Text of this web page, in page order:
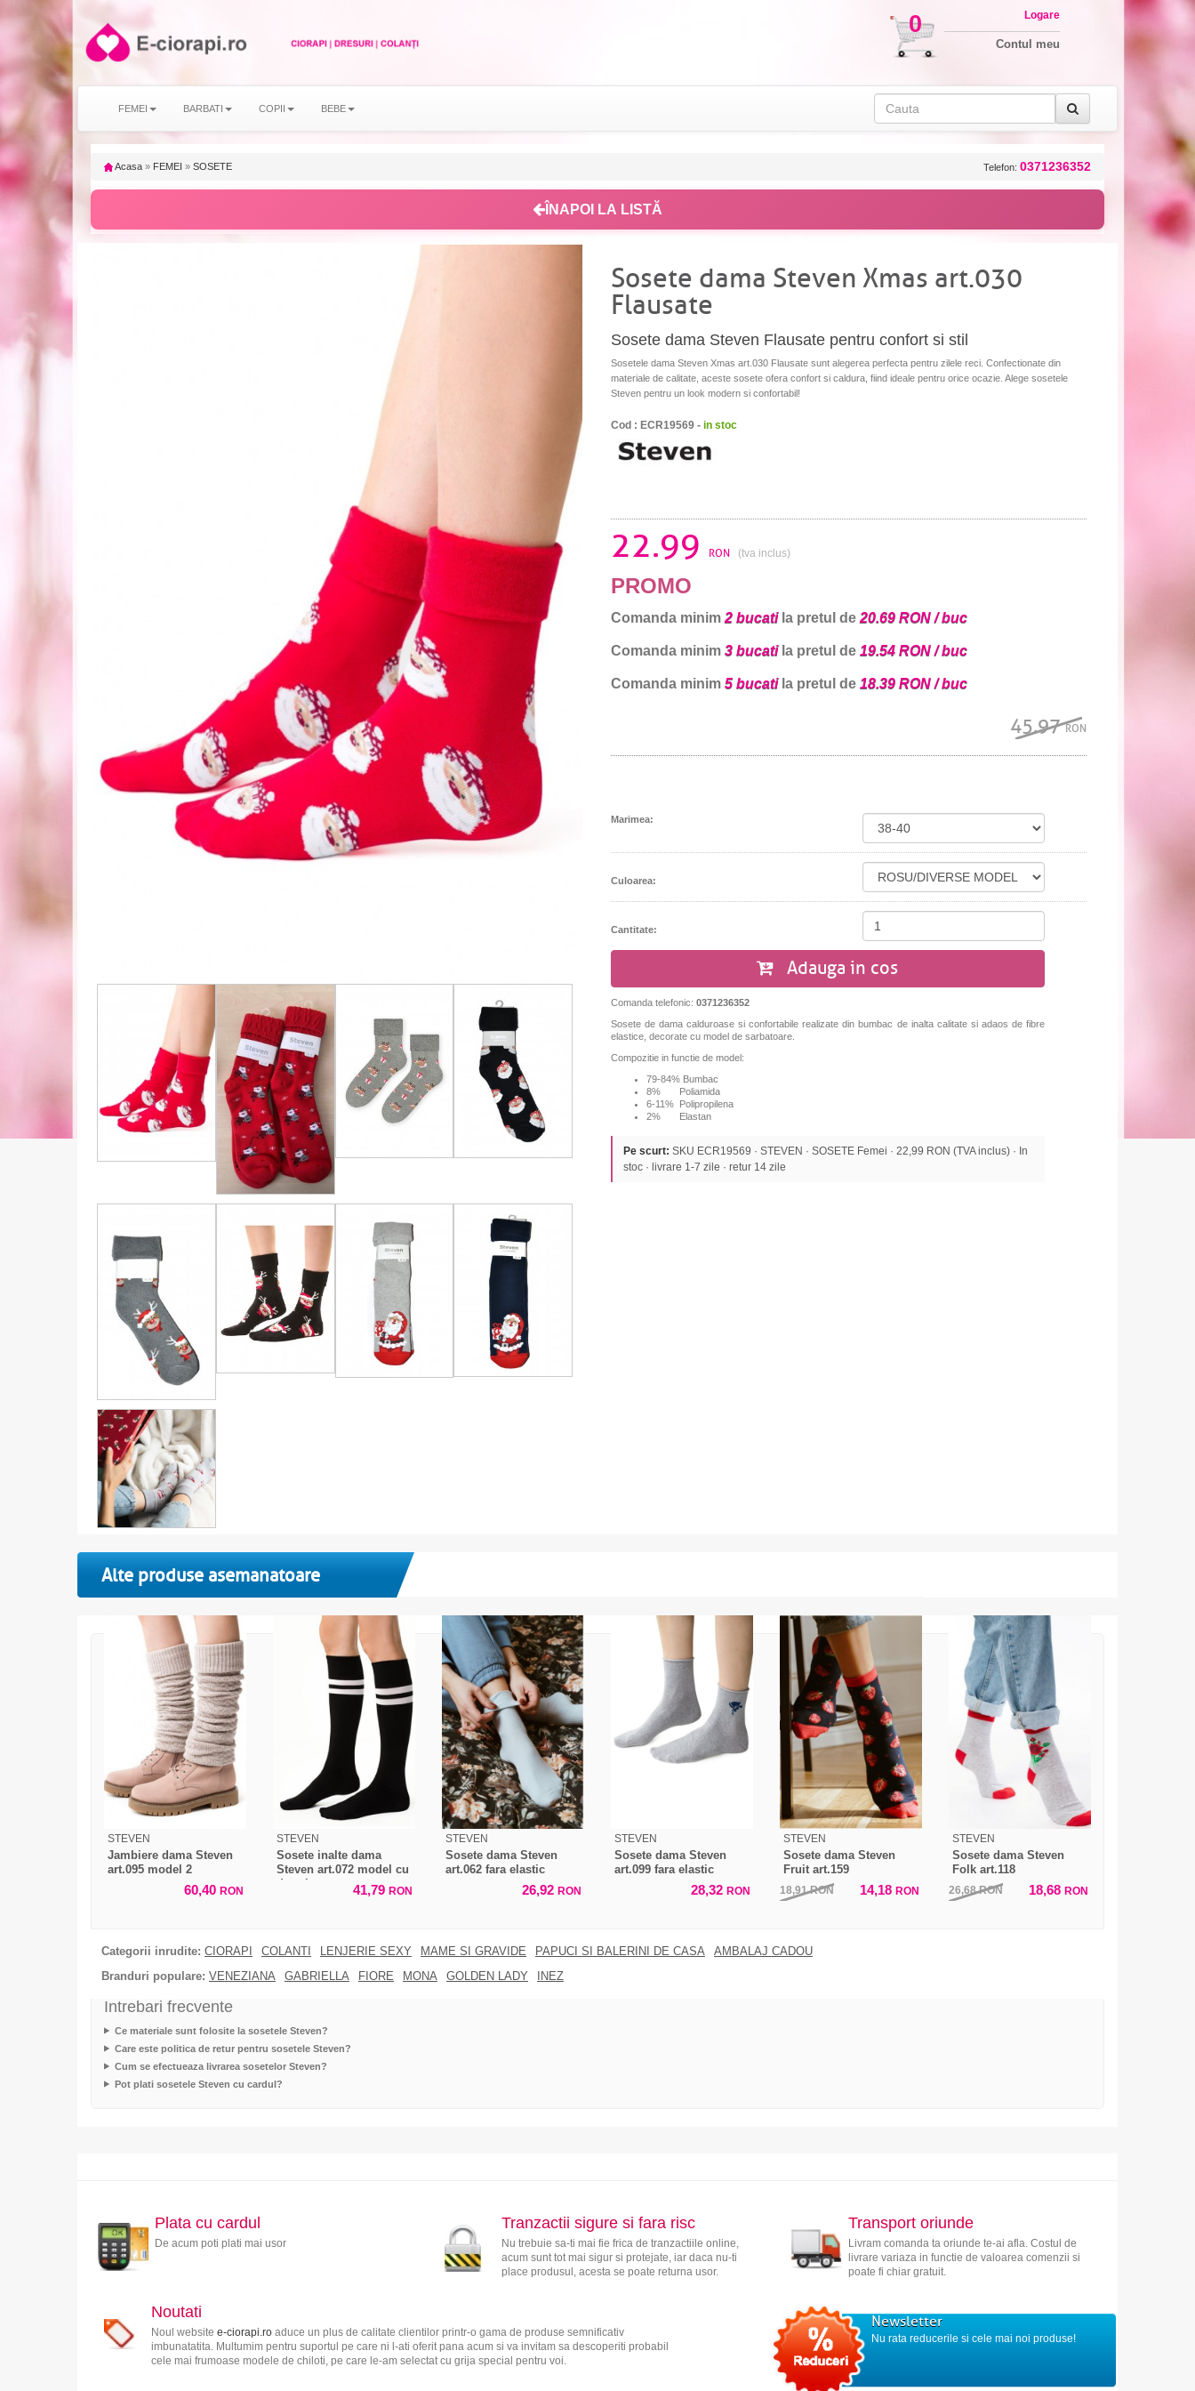
0 Logare
Contul meu
FEMEI BARBATI COPII BEBE
Acasa » FEMEI » SOSETE Telefon: 0371236352
ÎNAPOI LA LISTĂ
Sosete dama Steven Xmas art.030
Flausate
Sosete dama Steven Flausate pentru confort si stil
Sosetele dama Steven Xmas art.030 Flausate sunt alegerea perfecta pentru zilele reci. Confectionate din
materiale de calitate, aceste sosete ofera confort si caldura, fiind ideale pentru orice ocazie. Alege sosetele
Steven pentru un look modern si confortabil!
Cod : ECR19569 - in stoc
22.99 RON (tva inclus)
PROMO
Comanda minim 2 bucatila pretul de 20.69 RON / buc
Comanda minim 3 bucatila pretul de 19.54 RON / buc
Comanda minim 5 bucatila pretul de 18.39 RON / buc
45.97RON
Marimea:
Culoarea:
Cantitate:
Adauga in cos
Comanda telefonic: 0371236352
Sosete de dama calduroase si confortabile realizate din bumbac de inalta calitate si adaos de fibre
elastice, decorate cu model de sarbatoare.
Compozitie in functie de model:
79-84% Bumbac
8% Poliamida
6-11% Polipropilena
2% Elastan
Pe scurt: SKU ECR19569 · STEVEN · SOSETE Femei · 22,99 RON (TVA inclus) · In
stoc · livrare 1-7 zile · retur 14 zile
Alte produse asemanatoare
STEVEN
Jambiere dama Steven
art.095 model 2
60,40 RON
STEVEN
Sosete inalte dama
Steven art.072 model cu
dungi
41,79 RON
STEVEN
Sosete dama Steven
art.062 fara elastic
26,92 RON
STEVEN
Sosete dama Steven
art.099 fara elastic
28,32 RON
STEVEN
Sosete dama Steven
Fruit art.159
18,91RON 14,18 RON
STEVEN
Sosete dama Steven
Folk art.118
26,68RON 18,68 RON
Categorii inrudite: CIORAPI COLANTI LENJERIE SEXY MAME SI GRAVIDE PAPUCI SI BALERINI DE CASA
AMBALAJ CADOU
Branduri populare: VENEZIANA GABRIELLA FIORE MONA GOLDEN LADY INEZ
Intrebari frecvente
Ce materiale sunt folosite la sosetele Steven?
Care este politica de retur pentru sosetele Steven?
Cum se efectueaza livrarea sosetelor Steven?
Pot plati sosetele Steven cu cardul?
Plata cu cardul
De acum poti plati mai usor
Tranzactii sigure si fara risc
Nu trebuie sa-ti mai fie frica de tranzactiile online,
acum sunt tot mai sigur si protejate, iar daca nu-ti
place produsul, acesta se poate returna usor.
Transport oriunde
Livram comanda ta oriunde te-ai afla. Costul de
livrare variaza in functie de valoarea comenzii si
poate fi chiar gratuit.
Noutati
Noul website e-ciorapi.roaduce un plus de calitate clientilor printr-o gama de produse semnificativ
imbunatatita. Multumim pentru suportul pe care ni l-ati oferit pana acum si va invitam sa descoperiti probabil
cele mai frumoase modele de chiloti, pe care le-am selectat cu grija special pentru voi.
Newsletter
Nu rata reducerile si cele mai noi produse!